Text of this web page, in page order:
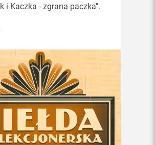
i Kaczka - zgrana paczka".